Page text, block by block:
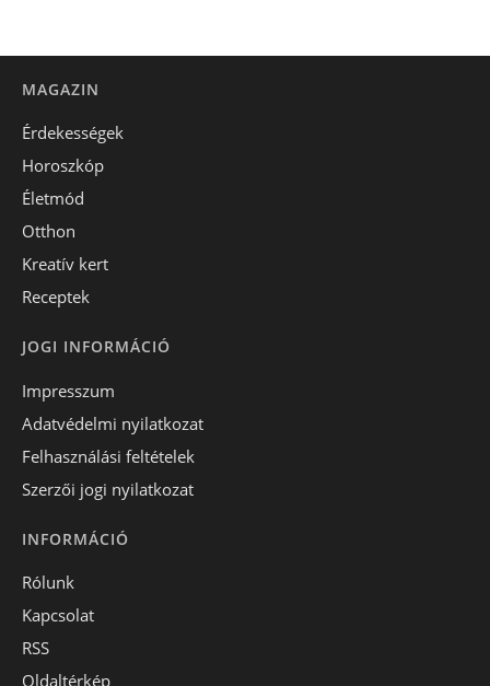
MAGAZIN
Érdekességek
Horoszkóp
Életmód
Otthon
Kreatív kert
Receptek
JOGI INFORMÁCIÓ
Impresszum
Adatvédelmi nyilatkozat
Felhasználási feltételek
Szerzői jogi nyilatkozat
INFORMÁCIÓ
Rólunk
Kapcsolat
RSS
Oldaltérkép